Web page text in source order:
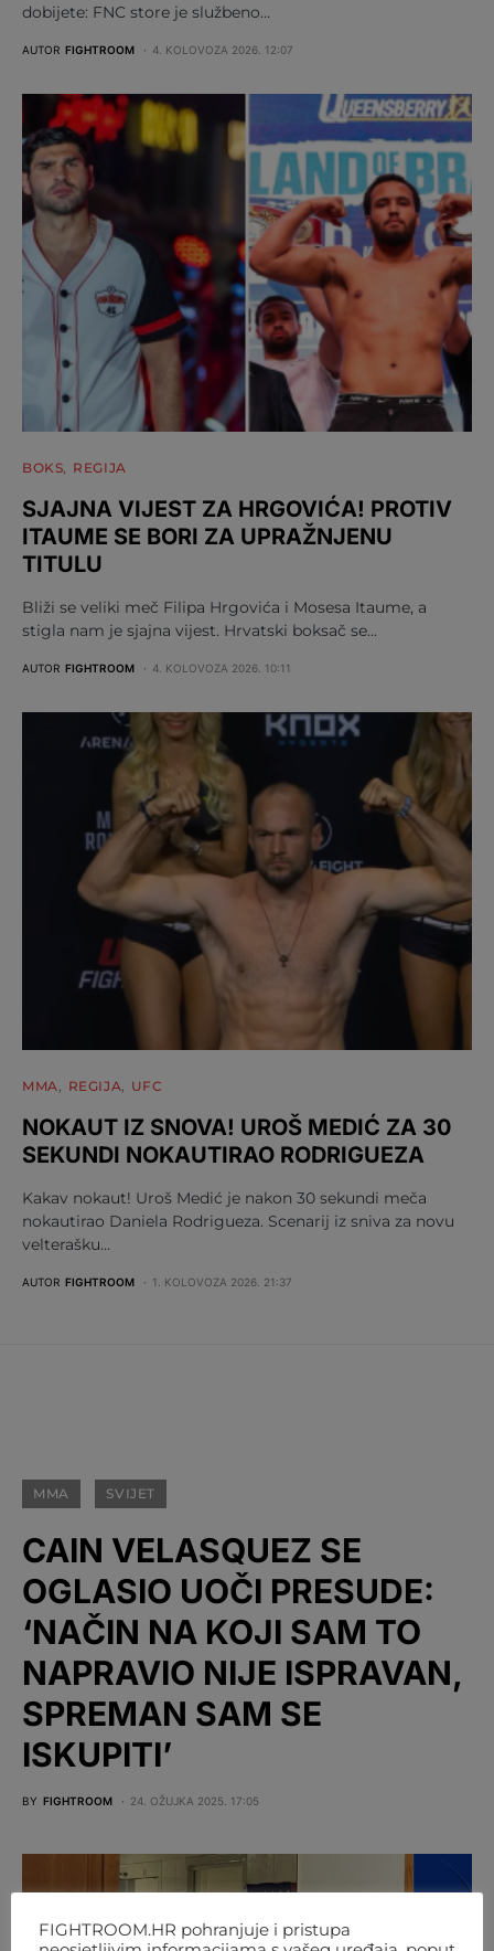
dobijete: FNC store je službeno…
AUTOR FIGHTROOM 4. KOLOVOZA 2026. 12:07
BOKS REGIJA
SJAJNA VIJEST ZA HRGOVIĆA! PROTIV
ITAUME SE BORI ZA UPRAŽNJENU
TITULU
Bliži se veliki meč Filipa Hrgovića i Mosesa Itaume, a
stigla nam je sjajna vijest. Hrvatski boksač se…
AUTOR FIGHTROOM 4. KOLOVOZA 2026. 10:11
MMA REGIJA UFC
NOKAUT IZ SNOVA! UROŠ MEDIĆ ZA 30
SEKUNDI NOKAUTIRAO RODRIGUEZA
Kakav nokaut! Uroš Medić je nakon 30 sekundi meča
nokautirao Daniela Rodrigueza. Scenarij iz sniva za novu
velterašku…
AUTOR FIGHTROOM 1. KOLOVOZA 2026. 21:37
MMA SVIJET
CAIN VELASQUEZ SE
OGLASIO UOČI PRESUDE:
‘NAČIN NA KOJI SAM TO
NAPRAVIO NIJE ISPRAVAN,
SPREMAN SAM SE
ISKUPITI’
BY FIGHTROOM 24. OŽUJKA 2025. 17:05
FIGHTROOM.HR pohranjuje i pristupa